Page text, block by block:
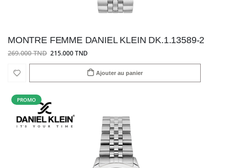
MONTRE FEMME DANIEL KLEIN DK.1.13589-2
269.000 TND 215.000 TND
Ajouter au panier
PROMO